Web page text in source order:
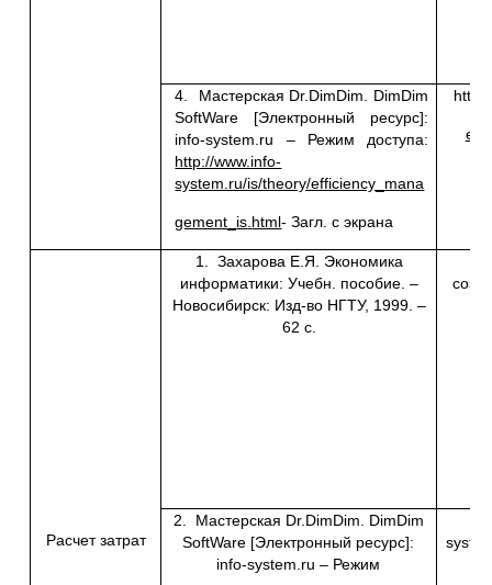
4. Мастерская Dr.DimDim. DimDim
SoftWare [Электронный ресурс]:
info-system.ru – Режим доступа:
http://www.info-
system.ru/is/theory/efficiency_ mana
gement is html- Загл. с экрана
Расчет затрат
1. Захарова Е.Я. Экономика
информатики: Учебн. пособие. –
Новосибирск: Изд-во НГТУ, 1999. –
62 с.
2. Мастерская Dr.DimDim. DimDim
SoftWare [Электронный ресурс]:
info-system.ru – Режим